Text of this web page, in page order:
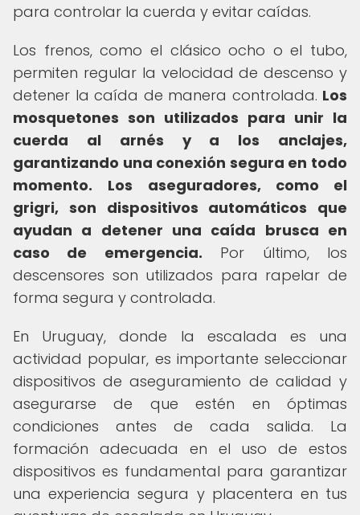
para controlar la cuerda y evitar caídas.
Los frenos, como el clásico ocho o el tubo,
permiten regular la velocidad de descenso y
detener la caída de manera controlada. Los
mosquetones son utilizados para unir la
cuerda al arnés y a los anclajes,
garantizando una conexión segura en todo
momento.
Los aseguradores, como el
grigri, son dispositivos automáticos que
ayudan a detener una caída brusca en
caso de emergencia. Por último, los
descensores son utilizados para rapelar de
forma segura y controlada.
En Uruguay, donde la escalada es una
actividad popular, es importante seleccionar
dispositivos de aseguramiento de calidad y
asegurarse de que estén en óptimas
condiciones antes de cada salida. La
formación adecuada en el uso de estos
dispositivos es fundamental para garantizar
una experiencia segura y placentera en tus